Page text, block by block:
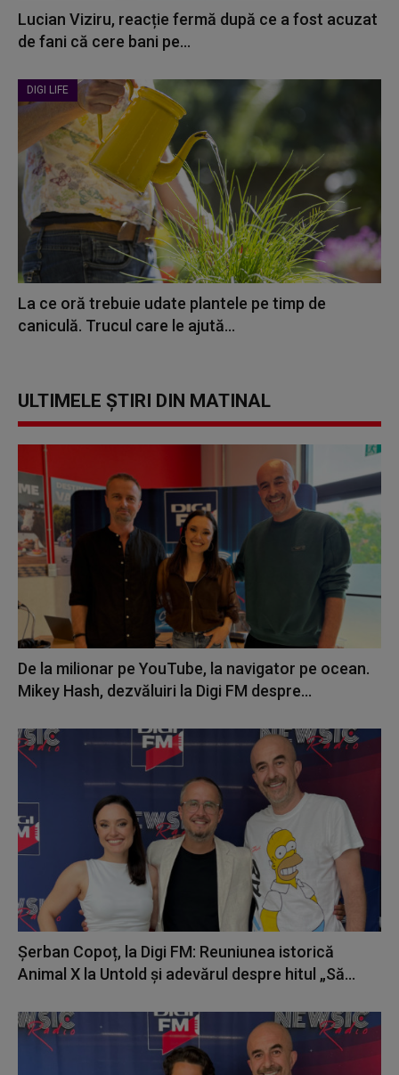
Lucian Viziru, reacție fermă după ce a fost acuzat
de fani că cere bani pe...
DIGI LIFE
La ce oră trebuie udate plantele pe timp de
caniculă. Trucul care le ajută...
ULTIMELE ȘTIRI DIN MATINAL
De la milionar pe YouTube, la navigator pe ocean.
Mikey Hash, dezvăluiri la Digi FM despre...
Șerban Copoț, la Digi FM: Reuniunea istorică
Animal X la Untold și adevărul despre hitul „Să...